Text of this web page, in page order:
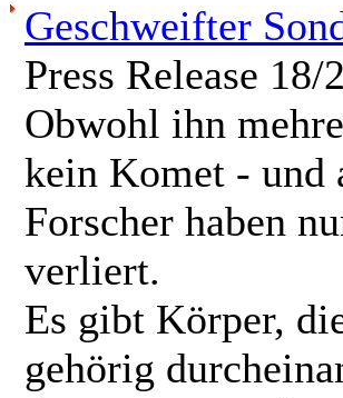
Geschweifter
Press Release
Obwohl ihn
kein Komet - und
Forscher haben
verliert.
Es gibt Körper,
gehörig